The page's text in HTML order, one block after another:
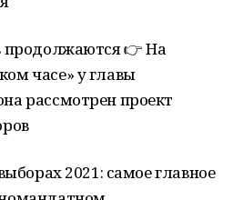
продолжаются 👉 На
часе» у главы
рассмотрен проект
2021: самое главное